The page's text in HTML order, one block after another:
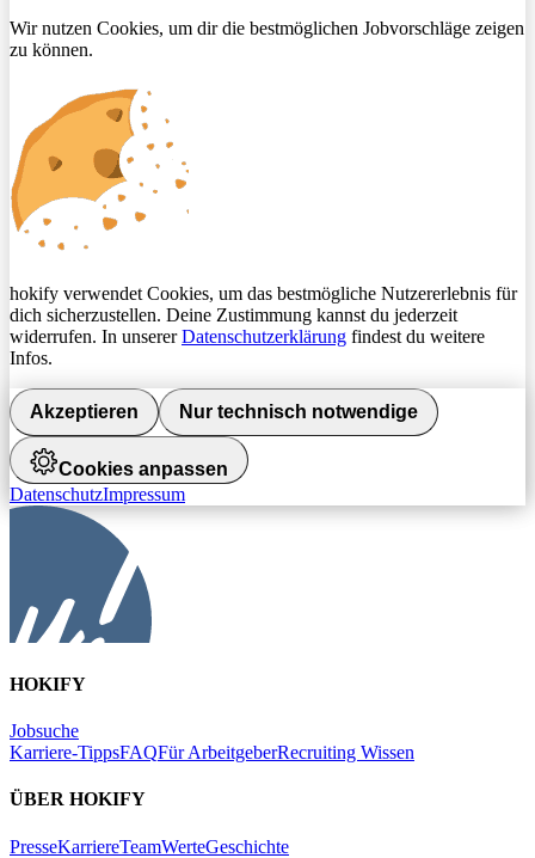
Wir nutzen Cookies, um dir die bestmöglichen Jobvorschläge zeigen
zu können.
hokify verwendet Cookies, um das bestmögliche Nutzererlebnis für
dich sicherzustellen. Deine Zustimmung kannst du jederzeit
widerrufen. In unsererDatenschutzerklärung findest du weitere
Infos.
Akzeptieren Nur technisch notwendige
Cookies anpassen
DatenschutzImpressum
HOKIFY
Jobsuche
Karriere-TippsFAQFür ArbeitgeberRecruiting Wissen
ÜBER HOKIFY
PresseKarriereTeamWerteGeschichte